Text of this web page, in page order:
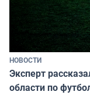
НОВОСТИ
Эксперт
области по